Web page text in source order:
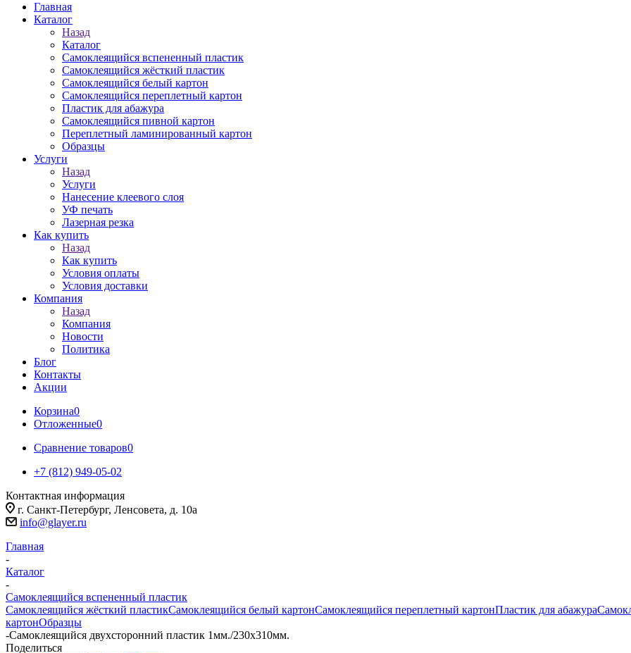
Главная
Каталог
Назад
Каталог
Самоклеящийся вспененный пластик
Самоклеящийся жёсткий пластик
Самоклеящийся белый картон
Самоклеящийся переплетный картон
Пластик для абажура
Самоклеящийся пивной картон
Переплетный ламинированный картон
Образцы
Услуги
Назад
Услуги
Нанесение клеевого слоя
УФ печать
Лазерная резка
Как купить
Назад
Как купить
Условия оплаты
Условия доставки
Компания
Назад
Компания
Новости
Политика
Блог
Контакты
Акции
Корзина0
Отложенные0
Сравнение товаров0
+7 (812) 949-05-02
Контактная информация
г. Санкт-Петербург, Ленсовета, д. 10а
info@glayer.ru
Главная
-
Каталог
-
Самоклеящийся вспененный пластик
Самоклеящийся жёсткий пластикСамоклеящийся белый картонСамоклеящийся переплетный картонПластик для абажура
картонОбразцы
-Самоклеящийся двухсторонний пластик 1мм./230х310мм.
Поделиться